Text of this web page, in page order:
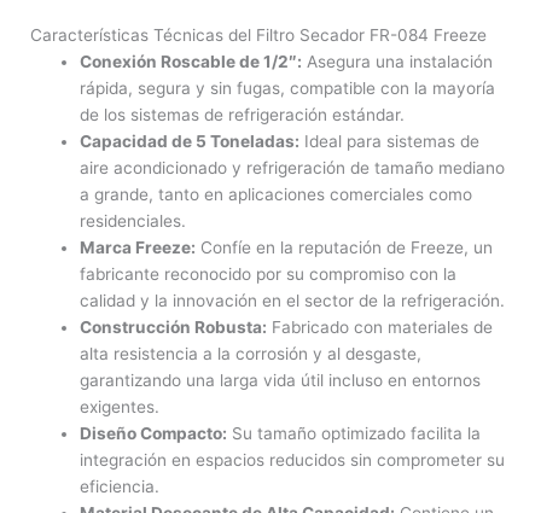
Características Técnicas del Filtro Secador FR-084 Freeze
Conexión Roscable de 1/2″: Asegura una instalación
rápida, segura y sin fugas, compatible con la mayoría
de los sistemas de refrigeración estándar.
Capacidad de 5 Toneladas: Ideal para sistemas de
aire acondicionado y refrigeración de tamaño mediano
a grande, tanto en aplicaciones comerciales como
residenciales.
Marca Freeze: Confíe en la reputación de Freeze, un
fabricante reconocido por su compromiso con la
calidad y la innovación en el sector de la refrigeración.
Construcción Robusta: Fabricado con materiales de
alta resistencia a la corrosión y al desgaste,
garantizando una larga vida útil incluso en entornos
exigentes.
Diseño Compacto: Su tamaño optimizado facilita la
integración en espacios reducidos sin comprometer su
eficiencia.